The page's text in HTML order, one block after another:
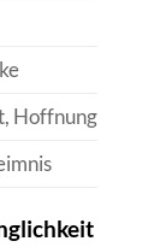
Hoffnung